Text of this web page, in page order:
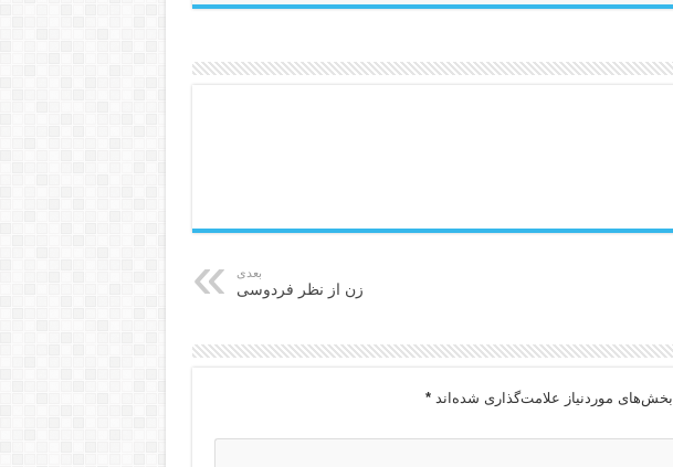
بعدی
زن از نظر فردوسی
بخش‌های موردنیاز علامت‌گذاری شده‌اند*